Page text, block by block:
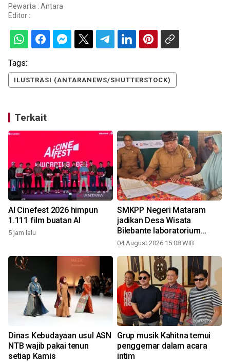
Pewarta : Antara
Editor :
Tags:
ILUSTRASI (ANTARANEWS/SHUTTERSTOCK)
Terkait
AI Cinefest 2026 himpun
1.111 film buatan AI
5 jam lalu
SMKPP Negeri Mataram
jadikan Desa Wisata
Bilebante laboratorium
pertanian modern
04 August 2026 15:08 WIB
Dinas Kebudayaan usul ASN
NTB wajib pakai tenun
setiap Kamis
Grup musik Kahitna temui
penggemar dalam acara
intim